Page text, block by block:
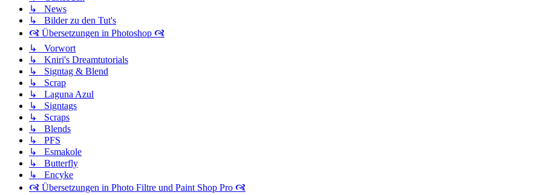
↳ News
↳ Bilder zu den Tut's
🙧 Übersetzungen in Photoshop 🙧
↳ Vorwort
↳ Kniri's Dreamtutorials
↳ Signtag & Blend
↳ Scrap
↳ Laguna Azul
↳ Signtags
↳ Scraps
↳ Blends
↳ PFS
↳ Esmakole
↳ Butterfly
↳ Encyke
🙧 Übersetzungen in Photo Filtre und Paint Shop Pro 🙧